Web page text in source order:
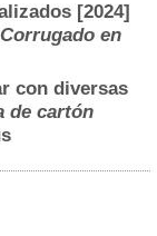
[2024]
en
con diversas
de cartón